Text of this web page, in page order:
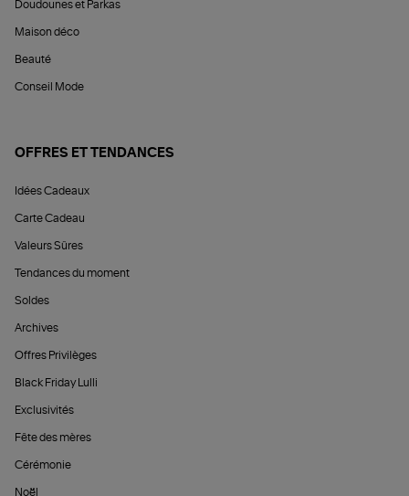
Doudounes et Parkas
Maison déco
Beauté
Conseil Mode
OFFRES ET TENDANCES
Idées Cadeaux
Carte Cadeau
Valeurs Sûres
Tendances du moment
Soldes
Archives
Offres Privilèges
Black Friday Lulli
Exclusivités
Fête des mères
Cérémonie
Noël